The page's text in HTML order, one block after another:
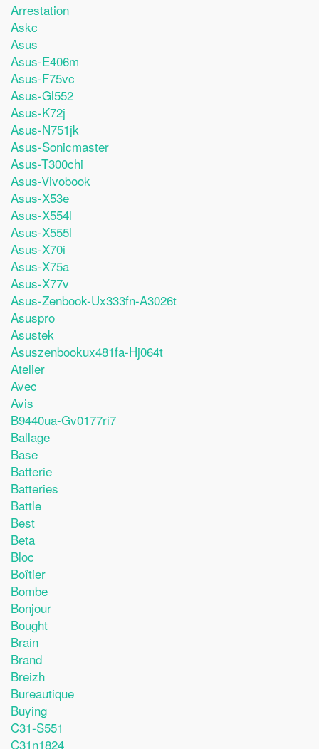
Arrestation
Askc
Asus
Asus-E406m
Asus-F75vc
Asus-Gl552
Asus-K72j
Asus-N751jk
Asus-Sonicmaster
Asus-T300chi
Asus-Vivobook
Asus-X53e
Asus-X554l
Asus-X555l
Asus-X70i
Asus-X75a
Asus-X77v
Asus-Zenbook-Ux333fn-A3026t
Asuspro
Asustek
Asuszenbookux481fa-Hj064t
Atelier
Avec
Avis
B9440ua-Gv0177ri7
Ballage
Base
Batterie
Batteries
Battle
Best
Beta
Bloc
Boîtier
Bombe
Bonjour
Bought
Brain
Brand
Breizh
Bureautique
Buying
C31-S551
C31n1824